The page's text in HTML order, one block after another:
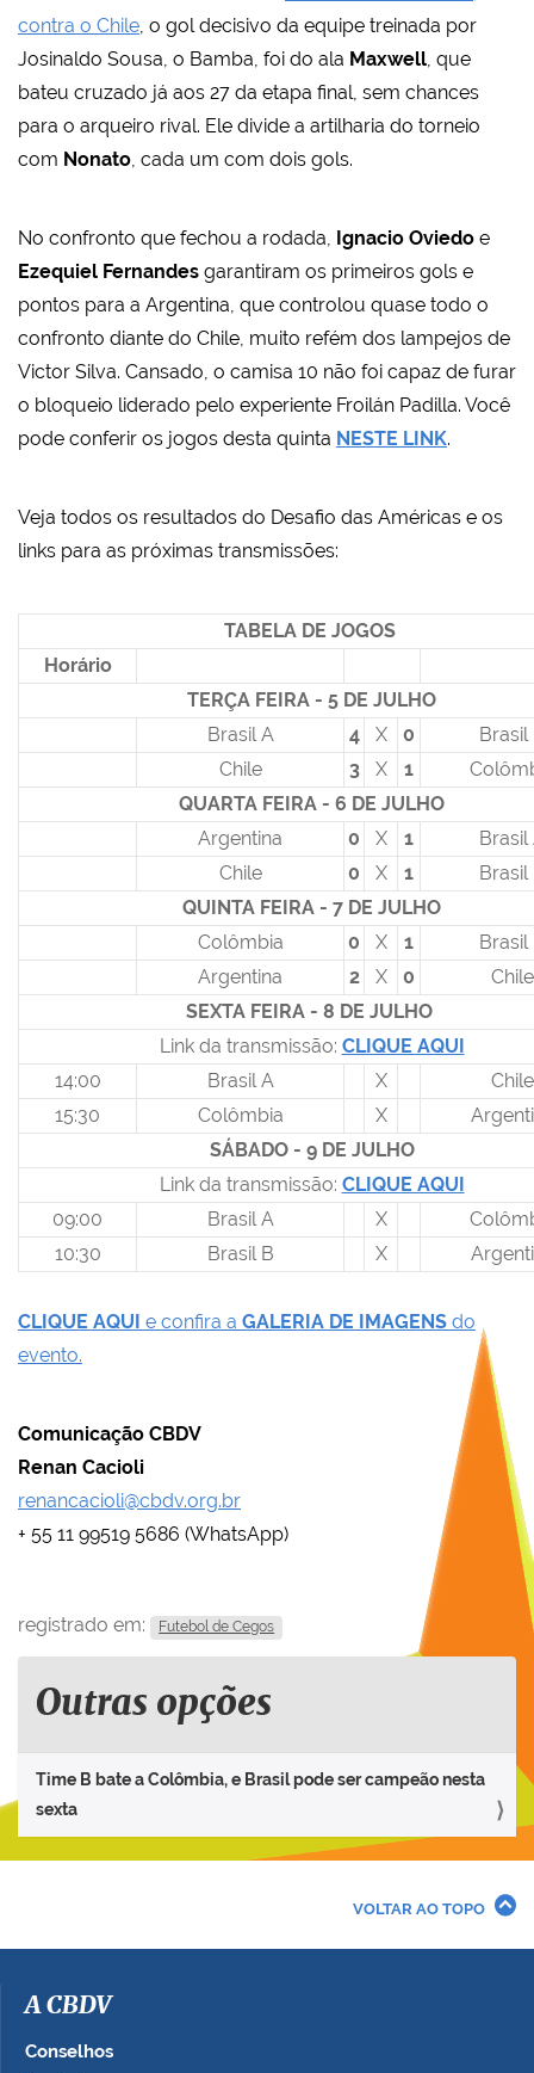
contra o Chile, o gol decisivo da equipe treinada por
Josinaldo Sousa, o Bamba, foi do ala Maxwell, que
bateu cruzado já aos 27 da etapa final, sem chances
para o arqueiro rival. Ele divide a artilharia do torneio
com Nonato, cada um com dois gols.
No confronto que fechou a rodada, Ignacio Oviedo e
Ezequiel Fernandes garantiram os primeiros gols e
pontos para a Argentina, que controlou quase todo o
confronto diante do Chile, muito refém dos lampejos de
Victor Silva. Cansado, o camisa 10 não foi capaz de furar
o bloqueio liderado pelo experiente Froilán Padilla. Você
pode conferir os jogos desta quinta NESTE LINK.
Veja todos os resultados do Desafio das Américas e os
links para as próximas transmissões:
TABELA DE JOGOS
Horário
TERÇA FEIRA - 5 DE JULHO
Brasil A
4 X 0
Brasil
Chile
3 X 1
QUARTA FEIRA - 6 DE JULHO
Argentina
0 X 1
Brasil
Chile
0 X 1
Brasil
QUINTA FEIRA - 7 DE JULHO
Colômbia
0 X 1
Brasil
Argentina
2 X 0
Chile
SEXTA FEIRA - 8 DE JULHO
Link da transmissão: CLIQUE AQUI
14:00
Brasil A X
Chile
15:30
Colômbia X
SÁBADO - 9 DE JULHO
Link da transmissão: CLIQUE AQUI
09:00
Brasil A X
10:30
Brasil B X
CLIQUE AQUI e confira a GALERIA DE IMAGENS do
evento.
Comunicação CBDV
Renan Cacioli
renancacioli@cbdv.org.br
+ 55 11 99519 5686 (WhatsApp)
registrado em: Futebol de Cegos
Outras opções
Time B bate a Colômbia, e Brasil pode ser campeão nesta
sexta
VOLTAR AO TOPO
A CBDV
Conselhos